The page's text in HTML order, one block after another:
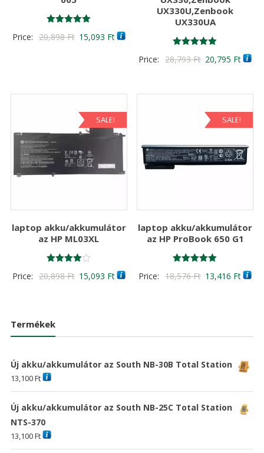
5.00
Price: 20,898Ft Original
15,093 FtCurrent
UX330U,Zenbook
UX330UA
5.00
Price: 28,793Ft Original
20,795 Ft
SALE!
laptop akku/akkumulátor
az HP ML03XL
4.00
Price: 20,898Ft Original
15,093 FtCurrent
SALE!
laptop akku/akkumulátor
az HP ProBook 650 G1
5.00
Price: 18,576Ft Original
13,416 Ft
Termékek
Új akku/akkumulátor az South NB-30B Total Station
13,100Ft
Új akku/akkumulátor az South NB-25C Total Station
NTS-370
13,100Ft